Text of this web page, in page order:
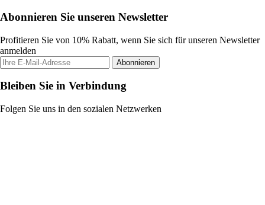
Abonnieren Sie unseren Newsletter
Profitieren Sie von 10% Rabatt, wenn Sie sich für unseren Newsletter
anmelden
Abonnieren
Bleiben Sie in Verbindung
Folgen Sie uns in den sozialen Netzwerken